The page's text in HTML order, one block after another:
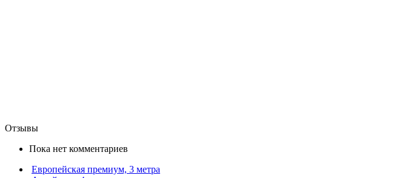
Отзывы
Пока нет комментариев
Европейская премиум, 3 метра